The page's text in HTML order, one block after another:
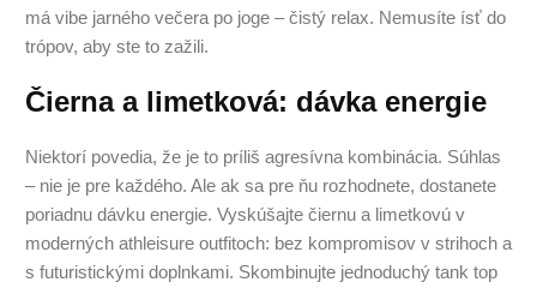
má vibe jarného večera po joge – čistý relax. Nemusíte ísť do
trópov, aby ste to zažili.
Čierna a limetková: dávka energie
Niektorí povedia, že je to príliš agresívna kombinácia. Súhlas
– nie je pre každého. Ale ak sa pre ňu rozhodnete, dostanete
poriadnu dávku energie. Vyskúšajte čiernu a limetkovú v
moderných athleisure outfitoch: bez kompromisov v strihoch a
s futuristickými doplnkami. Skombinujte jednoduchý tank top